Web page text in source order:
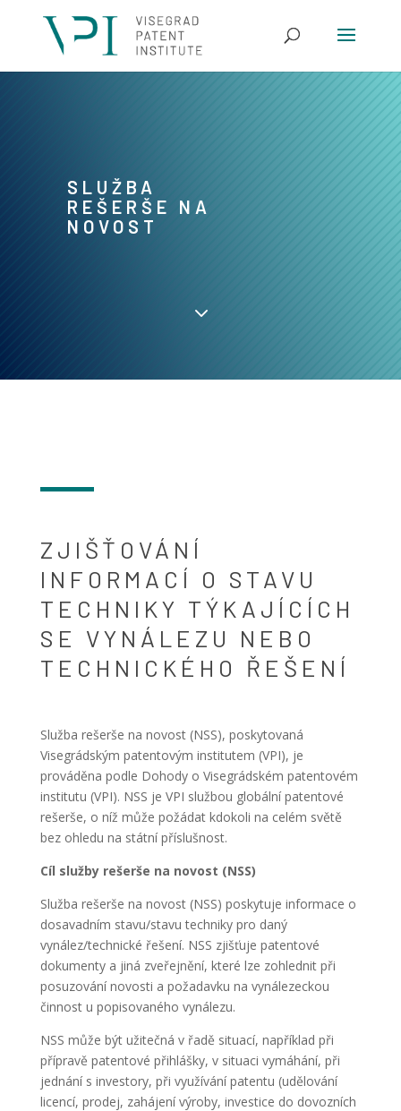
SLUŽBA
REŠERŠE NA
NOVOST
3
ZJIŠŤOVÁNÍ
INFORMACÍ O STAVU
TECHNIKY TÝKAJÍCÍCH
SE VYNÁLEZU NEBO
TECHNICKÉHO ŘEŠENÍ
Služba rešerše na novost (NSS), poskytovaná
Visegrádským patentovým institutem (VPI), je
prováděna podle Dohody o Visegrádském patentovém
institutu (VPI). NSS je VPI službou globální patentové
rešerše, o níž může požádat kdokoli na celém světě
bez ohledu na státní příslušnost.
Cíl služby rešerše na novost (NSS)
Služba rešerše na novost (NSS) poskytuje informace o
dosavadním stavu/stavu techniky pro daný
vynález/technické řešení. NSS zjišťuje patentové
dokumenty a jiná zveřejnění, které lze zohlednit při
posuzování novosti a požadavku na vynálezeckou
činnost u popisovaného vynálezu.
NSS může být užitečná v řadě situací, například při
přípravě patentové přihlášky, v situaci vymáhání, při
jednání s investory, při využívání patentu (udělování
licencí, prodej, zahájení výroby, investice do dovozních